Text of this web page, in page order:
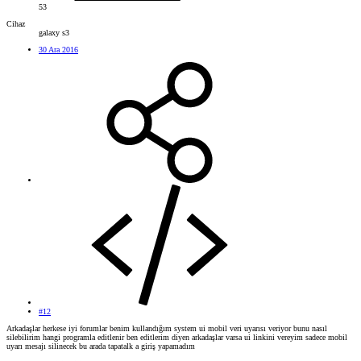
53
Cihaz
galaxy s3
30 Ara 2016
#12
Arkadaşlar herkese iyi forumlar benim kullandığım system ui mobil veri uyarısı veriyor bunu nasıl
silebilirim hangi programla editlenir ben editlerim diyen arkadaşlar varsa ui linkini vereyim sadece mobil
uyarı mesajı silinecek bu arada tapatalk a giriş yapamadım